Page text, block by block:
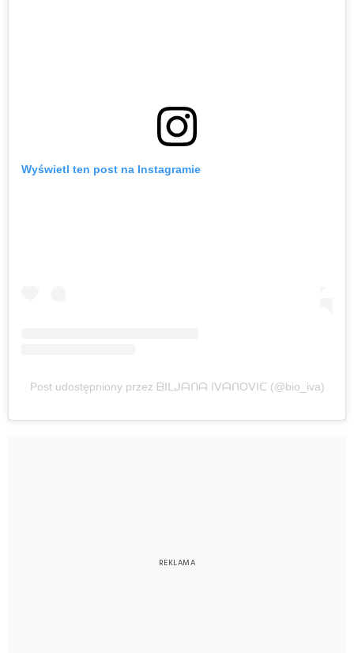
Wyświetl ten post na Instagramie
Post udostępniony przez ᗷIᒪᒍᗩᑎᗩ IᐯᗩᑎOᐯIᑕ (@bio_iva)